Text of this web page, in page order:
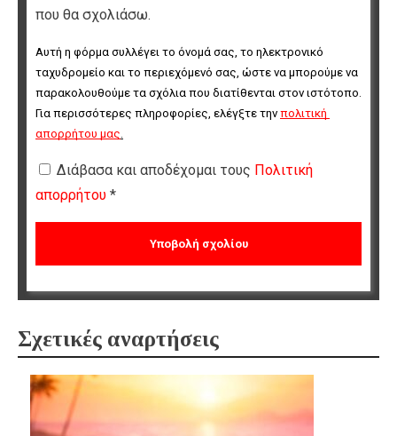
που θα σχολιάσω.
Αυτή η φόρμα συλλέγει το όνομά σας, το ηλεκτρονικό
ταχυδρομείο και το περιεχόμενό σας, ώστε να μπορούμε να
παρακολουθούμε τα σχόλια που διατίθενται στον ιστότοπο.
Για περισσότερες πληροφορίες, ελέγξτε την πολιτική
απορρήτου μας.
Διάβασα και αποδέχομαι τους Πολιτική
απορρήτου *
Σχετικές αναρτήσεις